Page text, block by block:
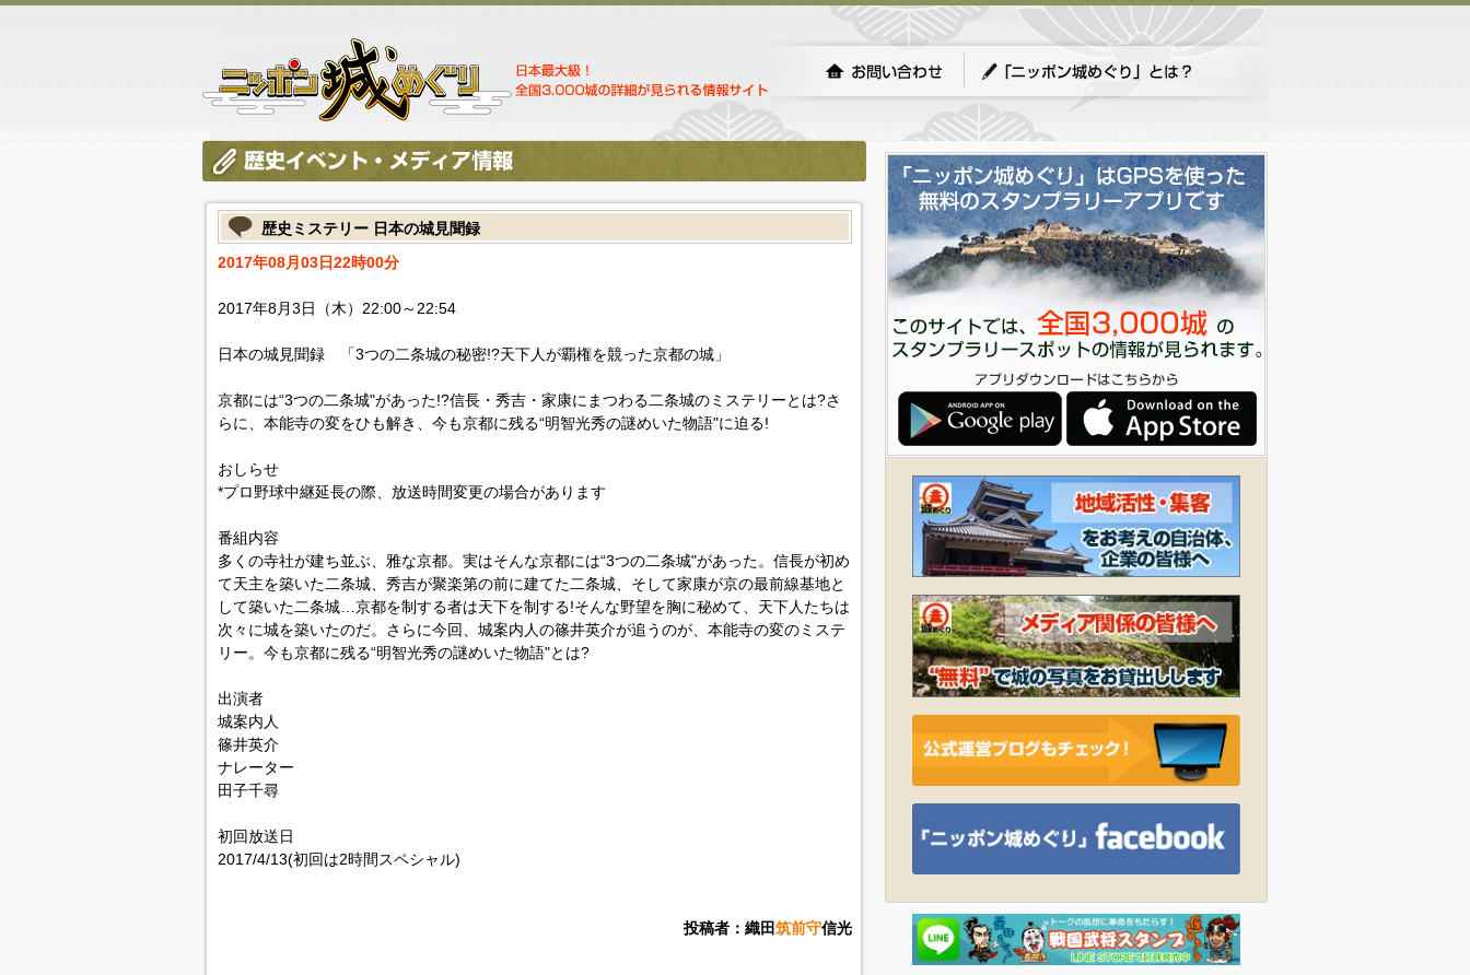
歴史ミステリー 日本の城見聞録
2017年08月03日22時00分
2017年8月3日（木）22:00～22:54
日本の城見聞録 「3つの二条城の秘密!?天下人が覇権を競った京都の城」
京都には“3つの二条城"があった!?信長・秀吉・家康にまつわる二条城のミステリーとは?さ
らに、本能寺の変をひも解き、今も京都に残る“明智光秀の謎めいた物語"に迫る!
おしらせ
*プロ野球中継延長の際、放送時間変更の場合があります
番組内容
多くの寺社が建ち並ぶ、雅な京都。実はそんな京都には“3つの二条城"があった。信長が初め
て天主を築いた二条城、秀吉が聚楽第の前に建てた二条城、そして家康が京の最前線基地と
して築いた二条城…京都を制する者は天下を制する!そんな野望を胸に秘めて、天下人たちは
次々に城を築いたのだ。さらに今回、城案内人の篠井英介が追うのが、本能寺の変のミステ
リー。今も京都に残る“明智光秀の謎めいた物語"とは?
出演者
城案内人
篠井英介
ナレーター
田子千尋
初回放送日
2017/4/13(初回は2時間スペシャル)
投稿者：織田筑前守信光